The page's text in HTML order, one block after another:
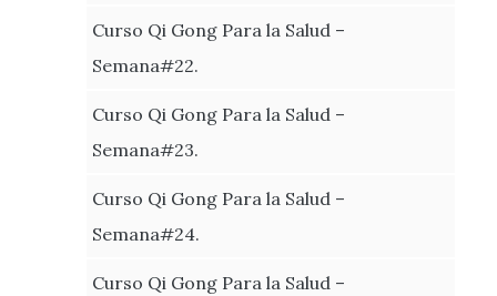
Curso Qi Gong Para la Salud –
Semana#22.
Curso Qi Gong Para la Salud –
Semana#23.
Curso Qi Gong Para la Salud –
Semana#24.
Curso Qi Gong Para la Salud –